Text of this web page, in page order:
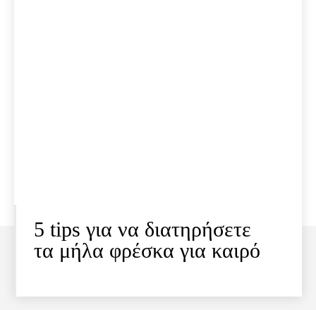
5 tips για να διατηρήσετε
τα μήλα φρέσκα για καιρό